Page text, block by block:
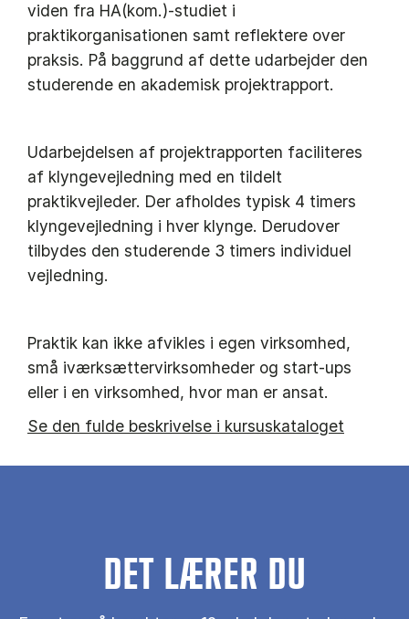
viden fra HA(kom.)-studiet i
praktikorganisationen samt reflektere over
praksis. På baggrund af dette udarbejder den
studerende en akademisk projektrapport.
Udarbejdelsen af projektrapporten faciliteres
af klyngevejledning med en tildelt
praktikvejleder. Der afholdes typisk 4 timers
klyngevejledning i hver klynge. Derudover
tilbydes den studerende 3 timers individuel
vejledning.
Praktik kan ikke afvikles i egen virksomhed,
små iværksættervirksomheder og start-ups
eller i en virksomhed, hvor man er ansat.
Se den fulde beskrivelse i kursuskataloget
DET LÆRER DU